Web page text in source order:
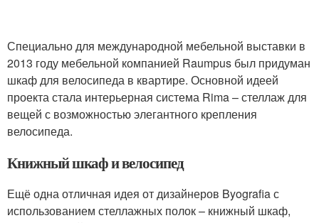
Специально для международной мебельной выставки в
2013 году мебельной компанией Raumpus был придуман
шкаф для велосипеда в квартире. Основной идеей
проекта стала интерьерная система Rima – стеллаж для
вещей с возможностью элегантного крепления
велосипеда.
Книжный шкаф и велосипед
Ещё одна отличная идея от дизайнеров Byografia с
использованием стеллажных полок – книжный шкаф,